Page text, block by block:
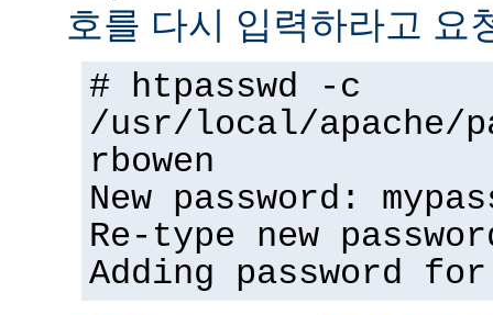
호를 다시 입력하라고 요
# htpasswd -c
/usr/local/apache/
rbowen
New password:
Re-type new
Adding password